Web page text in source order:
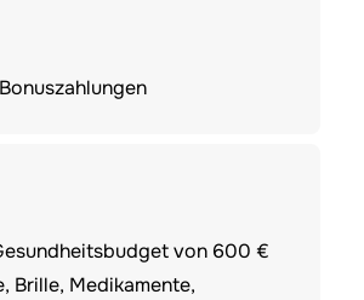
von 600 €
Brille, Medikamente,